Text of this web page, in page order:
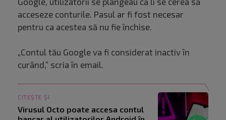
acceseze conturile. Pasul ar fi fost necesar
pentru ca acestea să nu fie închise.
„Contul tău Google va fi considerat inactiv în
curând,” scria în email.
CITEȘTE ȘI
Virusul Octo poate accesa contul